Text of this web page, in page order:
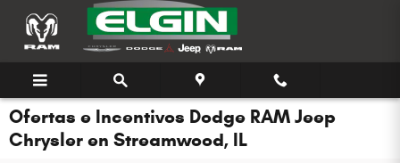
Saltar al contenido principal
Ofertas e Incentivos Dodge RAM Jeep
Chrysler en Streamwood, IL